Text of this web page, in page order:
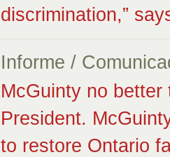
discrimination,”
Informe /
McGuinty no
President.
to restore Ontario